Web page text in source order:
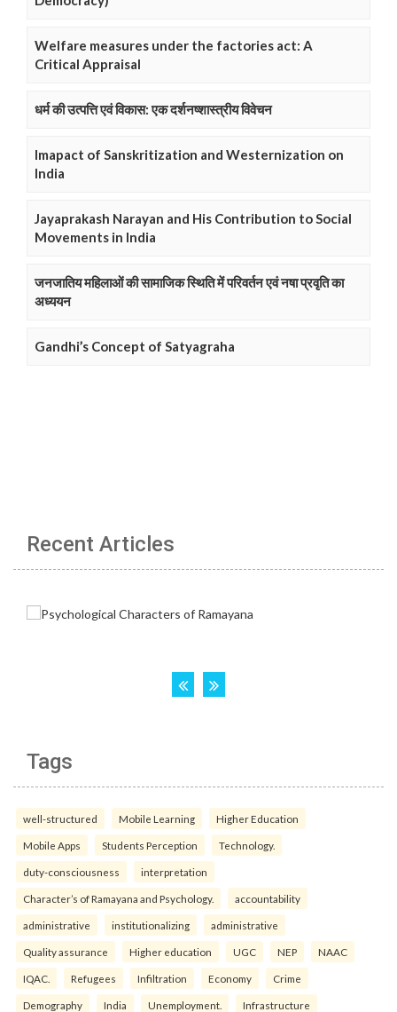
Welfare measures under the factories act: A
Critical Appraisal
धर्म की उत्पत्ति एवं विकास: एक दर्शनष्शास्त्रीय विवेचन
Imapact of Sanskritization and Westernization on
India
Jayaprakash Narayan and His Contribution to Social
Movements in India
जनजातिय महिलाओं की सामाजिक स्थिति में परिवर्तन एवं नषा प्रवृति का
अध्ययन
Gandhi’s Concept of Satyagraha
Recent Articles
Tags
well-structured Mobile Learning Higher Education
Mobile Apps Students Perception Technology.
duty-consciousness interpretation
Character’s of Ramayana and Psychology. accountability
administrative institutionalizing administrative
Quality assurance Higher education UGC NEP NAAC
IQAC. Refugees Infiltration Economy Crime
Demography India Unemployment. Infrastructure